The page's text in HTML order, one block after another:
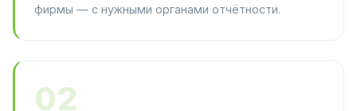
фирмы — с нужными органами отчётности.
02